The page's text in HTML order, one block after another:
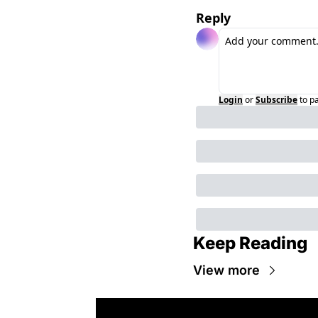
Reply
Login orSubscribeto
Keep Reading
View more